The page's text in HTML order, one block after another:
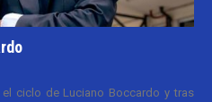
ciclo de Luciano Boccardo y tras